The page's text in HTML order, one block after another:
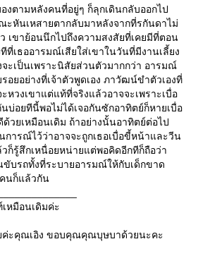
ตามหลังคนที่อยู่ๆ ก็ลุกเดินกลับออกไป
ะหันเหสายตากลับมาหลังจากที่รกันดาไม่
เขาย้อนนึกไปถึงความสงสัยที่เคยมีที่ตอน
เธออารมณ์เสียใส่เขาในวันที่มีงานเลี้ยง
จะเป็นเพราะนิสัยส่วนตัวมากกว่า อารมณ์
อยอย่างที่เจ้าตัวพูดเอง ภาวัฒน์ขำตัวเองที่
หวงเขาแต่แท้ที่จริงแล้วอาจจะเพราะเบื่อ
บ่อยทีนี้พอไม่ได้เจอกันซักอาทิตย์ก็หายเบื่อ
วยเหมือนเดิม ถ้าอย่างนั้นอาทิตย์ต่อไป
การณ์ไว้ว่าอาจจะถูกเธอเบื่อขี้หน้าและวีน
ก็รู้สึกเหนื่อยหน่ายแต่พอคิดอีกทีก็ถือว่า
บรถทั้งที่ระบายอารมณ์ให้กับเด็กขาด
นก็แล้วกัน
หมือนเดิมค่ะ
ยค่ะคุณเอิง ขอบคุณคุณบุษบาด้วยนะคะ